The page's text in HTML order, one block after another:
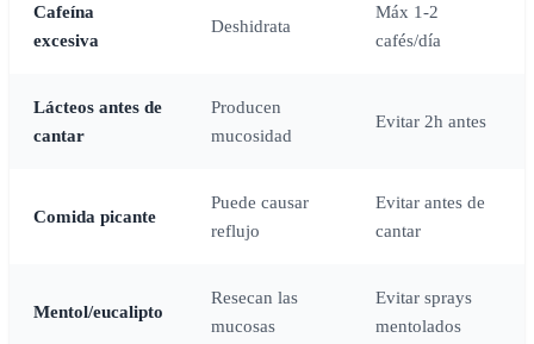
Cafeína
excesiva
Deshidrata
Máx 1-2
cafés/día
Lácteos antes de
cantar
Producen
mucosidad
Evitar 2h antes
Comida picante
Puede causar
reflujo
Evitar antes de
cantar
Mentol/eucalipto
Resecan las
mucosas
Evitar sprays
mentolados